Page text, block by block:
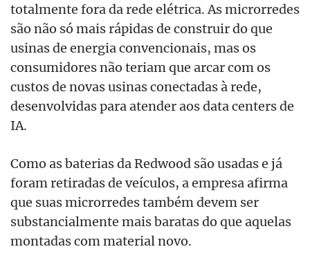
totalmente fora da rede elétrica. As microrredes
são não só mais rápidas de construir do que
usinas de energia convencionais, mas os
consumidores não teriam que arcar com os
custos de novas usinas conectadas à rede,
desenvolvidas para atender aos data centers de
IA.
Como as baterias da Redwood são usadas e já
foram retiradas de veículos, a empresa afirma
que suas microrredes também devem ser
substancialmente mais baratas do que aquelas
montadas com material novo.